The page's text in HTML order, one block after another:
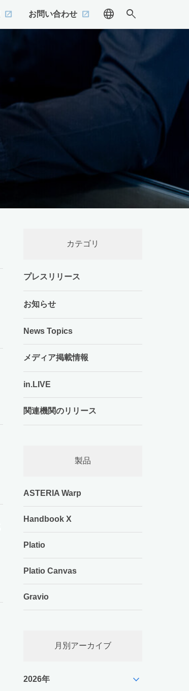
お問い合わせ language search
カテゴリ
プレスリリース
お知らせ
News Topics
メディア掲載情報
in.LIVE
関連機関のリリース
製品
ASTERIA Warp
Handbook X
Platio
Platio Canvas
Gravio
月別アーカイブ
2026年 expand_more